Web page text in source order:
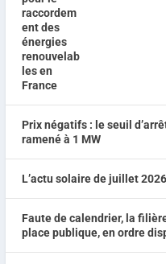
Prix négatifs : le seuil
ramené à 1 MW
L’actu solaire de juillet 2026
Faute de calendrier, la
place publique, en ordre